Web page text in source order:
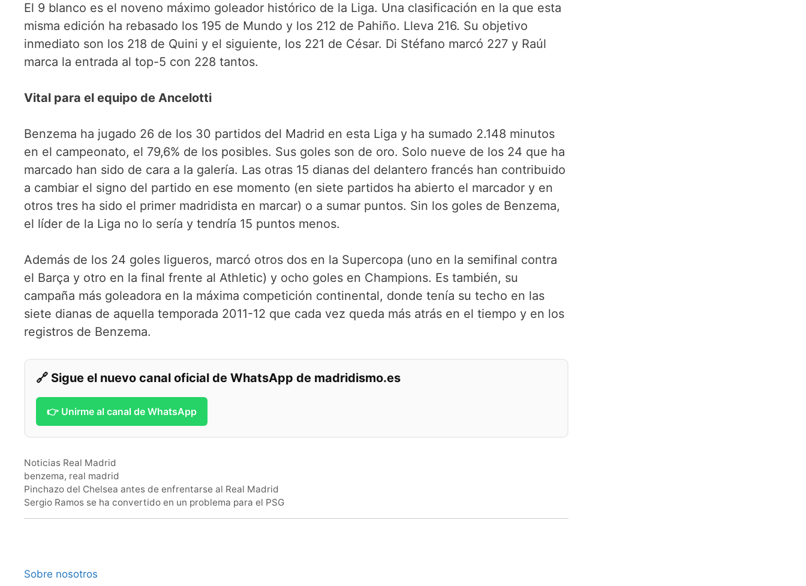
El 9 blanco es el noveno máximo goleador histórico de la Liga. Una clasificación en la que esta
misma edición ha rebasado los 195 de Mundo y los 212 de Pahiño. Lleva 216. Su objetivo
inmediato son los 218 de Quini y el siguiente, los 221 de César. Di Stéfano marcó 227 y Raúl
marca la entrada al top-5 con 228 tantos.
Vital para el equipo de Ancelotti
Benzema ha jugado 26 de los 30 partidos del Madrid en esta Liga y ha sumado 2.148 minutos
en el campeonato, el 79,6% de los posibles. Sus goles son de oro. Solo nueve de los 24 que ha
marcado han sido de cara a la galería. Las otras 15 dianas del delantero francés han contribuido
a cambiar el signo del partido en ese momento (en siete partidos ha abierto el marcador y en
otros tres ha sido el primer madridista en marcar) o a sumar puntos. Sin los goles de Benzema,
el líder de la Liga no lo sería y tendría 15 puntos menos.
Además de los 24 goles ligueros, marcó otros dos en la Supercopa (uno en la semifinal contra
el Barça y otro en la final frente al Athletic) y ocho goles en Champions. Es también, su
campaña más goleadora en la máxima competición continental, donde tenía su techo en las
siete dianas de aquella temporada 2011-12 que cada vez queda más atrás en el tiempo y en los
registros de Benzema.
🔗 Sigue el nuevo canal oficial de WhatsApp de madridismo.es
👉 Unirme al canal de WhatsApp
Categorías
Noticias Real Madrid
Etiquetas
benzema, real madrid
Pinchazo del Chelsea antes de enfrentarse al Real Madrid
Sergio Ramos se ha convertido en un problema para el PSG
Sobre nosotros